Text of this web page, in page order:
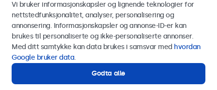
Norsk
Send
Eller ring oss på
Kontakt våre spesialister.
Vi bruker informasjonskapsler og lignende teknologier for
nettstedfunksjonalitet, analyser, personalisering og
annonsering. Informasjonskapsler og annonse-ID-er kan
brukes til personaliserte og ikke-personaliserte annonser.
Med ditt samtykke kan data brukes i samsvar med hvordan
Google bruker data.
Godta alle